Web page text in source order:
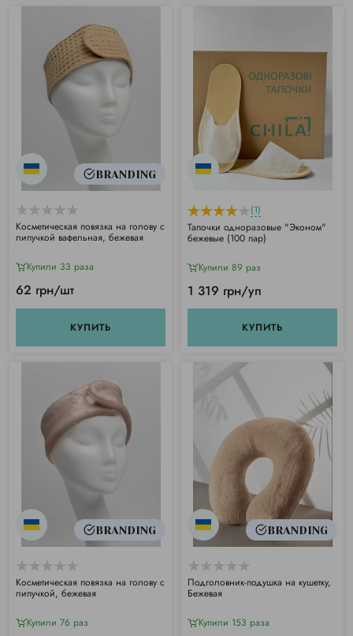
BRANDING
Косметическая повязка на голову с
липучкой вафельная, бежевая
Купили 33 раза
62 грн/шт
КУПИТЬ
(1)
Тапочки одноразовые "Эконом"
бежевые (100 пар)
Купили 89 раз
1 319 грн/уп
КУПИТЬ
BRANDING
Косметическая повязка на голову с
липучкой, бежевая
Купили 76 раз
BRANDING
Подголовник-подушка на кушетку,
Бежевая
Купили 153 раза